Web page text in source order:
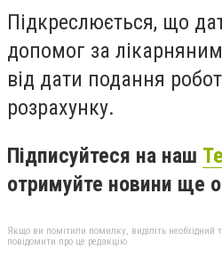
Підкреслюється, що
допомог за
від дати подання
розрахунку.
Підписуйтеся на наш
отримуйте новини ще
Якщо ви помітили помилку, виділіть необхідний
повідомити про це редакцію